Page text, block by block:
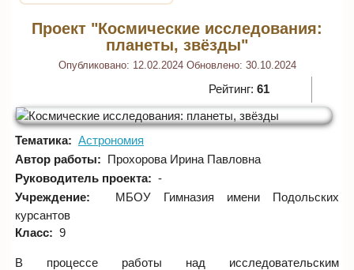
Проект "Космические исследования:
планеты, звёзды"
Опубликовано: 12.02.2024 Обновлено: 30.10.2024
Рейтинг: 61
Тематика: Астрономия
Автор работы: Прохорова Ирина Павловна
Руководитель проекта: -
Учреждение:
МБОУ Гимназия имени Подольских
курсантов
Класс: 9
В процессе работы над исследовательским